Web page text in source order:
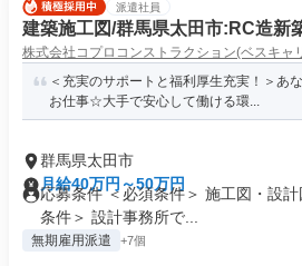
派遣社員
建築施工図/群馬県太田市:RC造新
株式会社コプロコンストラクション(ベスキャ
＜充実のサポートと福利厚生充実！＞あ
お仕事☆大手で安心して働ける環...
群馬県太田市
月給40万円～50万円
応募条件 ＜必須条件＞ 施工図・設
条件＞ 設計事務所で...
無期雇用派遣 +7個